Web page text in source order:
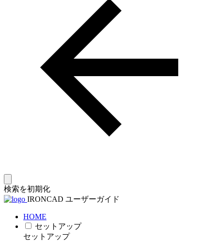
検索を初期化
IRONCAD ユーザーガイド
HOME
セットアップ
セットアップ